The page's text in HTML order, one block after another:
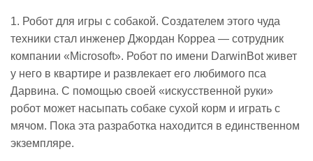
1. Робот для игры с собакой. Создателем этого чуда
техники стал инженер Джордан Корреа — сотрудник
компании «Microsoft». Робот по имени DarwinBot живет
у него в квартире и развлекает его любимого пса
Дарвина. С помощью своей «искусственной руки»
робот может насыпать собаке сухой корм и играть с
мячом. Пока эта разработка находится в единственном
экземпляре.